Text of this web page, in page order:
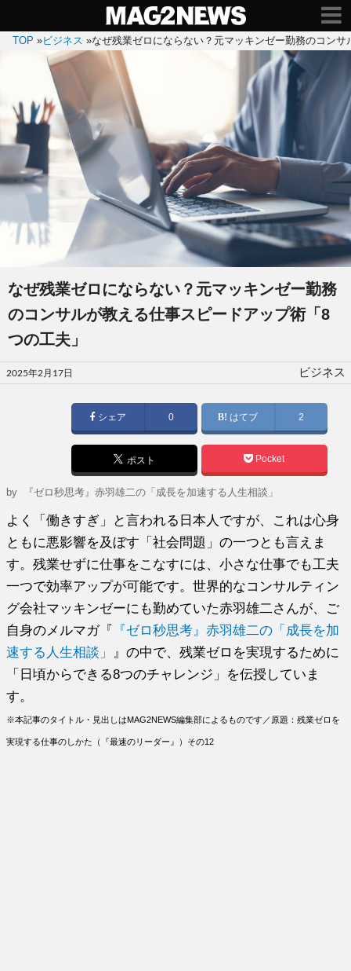
TOP »ビジネス »なぜ残業ゼロにならない？元マッキンゼー勤務のコン
なぜ残業ゼロにならない？元マッキンゼー勤務
のコンサルが教える仕事スピードアップ術「8
つの工夫」
投
稿
2025年2月17日 ビジネス
シェア 0 はてブ 2
ポスト Pocket
by 『ゼロ秒思考』赤羽雄二の「成長を加速する人生相談」
よく「働きすぎ」と言われる日本人ですが、これは心身
ともに悪影響を及ぼす「社会問題」の一つとも言えま
す。残業せずに仕事をこなすには、小さな仕事でも工夫
一つで効率アップが可能です。世界的なコンサルティン
グ会社マッキンゼーにも勤めていた赤羽雄二さんが、ご
自身のメルマガ『
『ゼロ秒思考』赤羽雄二の「成長を加
速する人生相談」
』の中で、残業ゼロを実現するために
「日頃からできる8つのチャレンジ」を伝授していま
す。
※本記事のタイトル・見出しはMAG2NEWS編集部によるものです／原題：残業ゼロを
実現する仕事のしかた（『最速のリーダー』）その12